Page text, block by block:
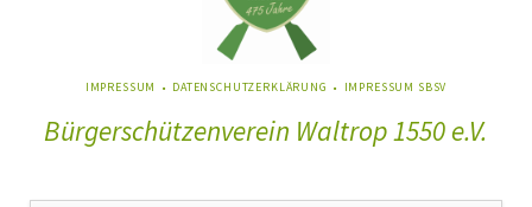
NAVIGATION
IMPRESSUM DATENSCHUTZERKLÄRUNG IMPRESSUM SBSV
Bürgerschützenverein Waltrop 1550 e.V.